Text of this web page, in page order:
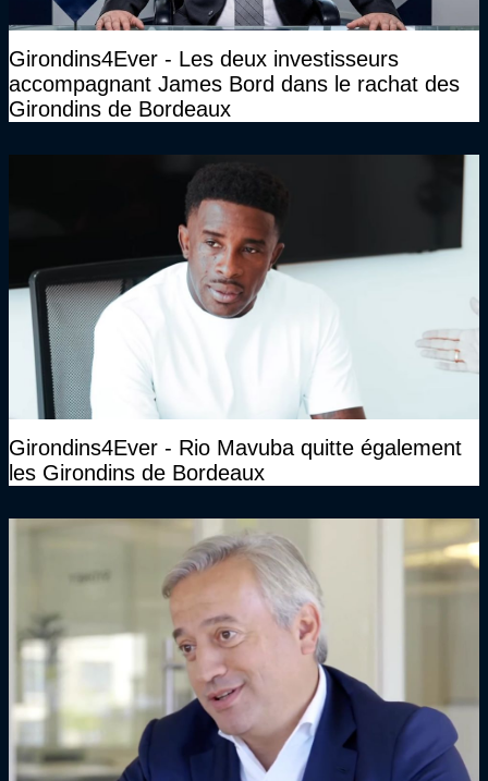
Girondins4Ever - Les deux investisseurs
accompagnant James Bord dans le rachat des
Girondins de Bordeaux
Girondins4Ever - Rio Mavuba quitte également
les Girondins de Bordeaux